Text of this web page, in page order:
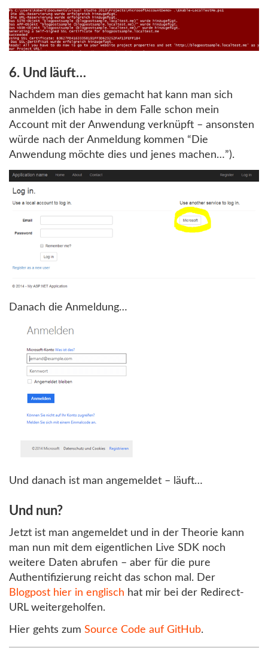
6. Und läuft…
Nachdem man dies gemacht hat kann man sich
anmelden (ich habe in dem Falle schon mein
Account mit der Anwendung verknüpft – ansonsten
würde nach der Anmeldung kommen “Die
Anwendung möchte dies und jenes machen…”).
Danach die Anmeldung…
Und danach ist man angemeldet – läuft…
Und nun?
Jetzt ist man angemeldet und in der Theorie kann
man nun mit dem eigentlichen Live SDK noch
weitere Daten abrufen – aber für die pure
Authentifizierung reicht das schon mal. Der
Blogpost hier in englisch hat mir bei der Redirect-
URL weitergeholfen.
Hier gehts zum Source Code auf GitHub.